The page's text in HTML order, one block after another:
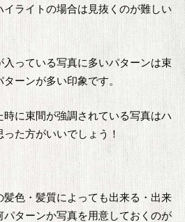
ライトの場合は見抜くのが難しい
っている写真に多いパターンは束
ーンが多い印象です。
に束間が強調されている写真はハ
た方がいいでしょう！
色・髪質によっても出来る・出来
ターンか写真を用意しておくのが